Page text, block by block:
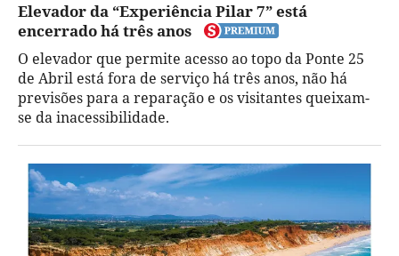
Elevador da “Experiência Pilar 7” está
encerrado há três anos
O elevador que permite acesso ao topo da Ponte 25
de Abril está fora de serviço há três anos, não há
previsões para a reparação e os visitantes queixam-
se da inacessibilidade.